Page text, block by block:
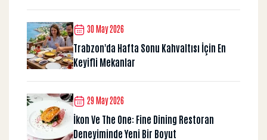
30 May 2026
Trabzon'da Hafta Sonu Kahvaltısı İçin En
Keyifli Mekanlar
29 May 2026
İkon Ve The One: Fine Dining Restoran
Deneyiminde Yeni Bir Boyut